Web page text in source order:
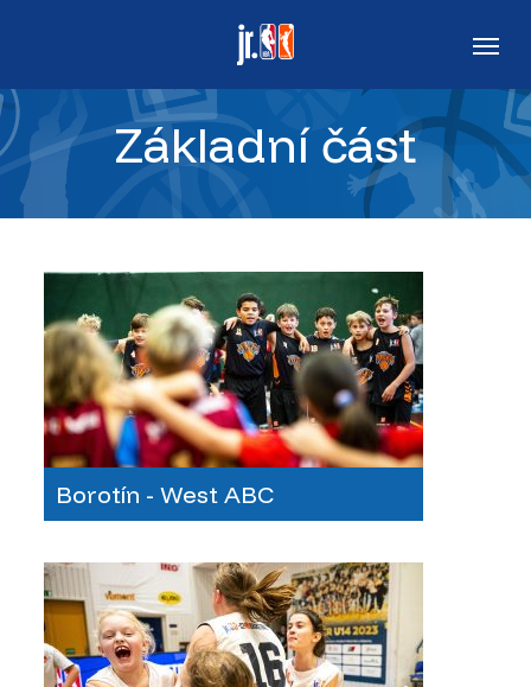
main
content
Základní část
Borotín - West ABC